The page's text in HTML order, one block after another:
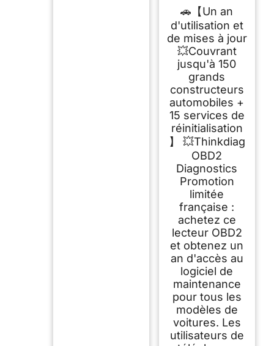
pour véhicule,
Lecteur Code
Voiture équipé de
Fonctions de 15
réinitialisation pour
Systèmes
Complets,ECU
Scanner,Mise à Jour
Gratuite 1 Ans
🚗【Un an
d'utilisation et
de mises à jour
💥Couvrant
jusqu'à 150
grands
constructeurs
automobiles +
15 services de
réinitialisation
】 💥Thinkdiag
OBD2
Diagnostics
Promotion
limitée
française :
achetez ce
lecteur OBD2
et obtenez un
an d'accès au
logiciel de
maintenance
pour tous les
modèles de
voitures. Les
utilisateurs de